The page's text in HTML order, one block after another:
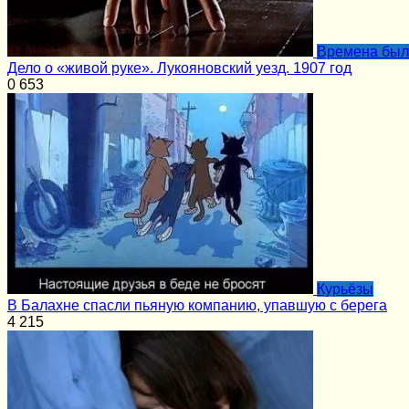
Времена
Дело о «живой руке». Лукояновский уезд. 1907 год
0 653
Курьёзы
В Балахне спасли пьяную компанию, упавшую с берега
4 215